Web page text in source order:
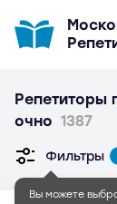
Репетиторы
очно 1387
Вы можете
Фильтры